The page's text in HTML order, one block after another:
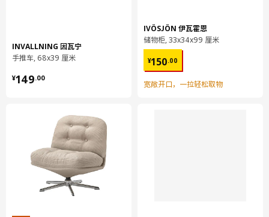
INVALLNING 因瓦宁
手推车, 68x39 厘米
¥149.00
¥ 149.00
IVÖSJÖN 伊瓦霍恩
储物柜, 33x34x99 厘米
¥150.00
¥ 150.00
宽敞开口，一拉轻松取物